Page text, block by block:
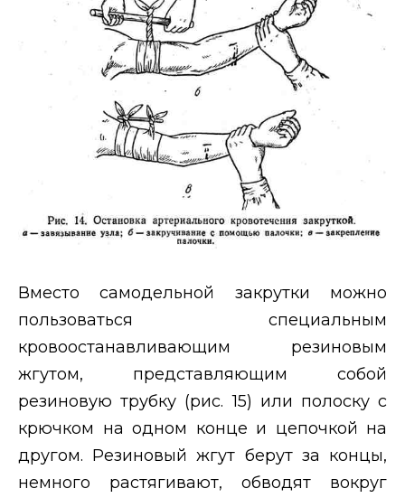
Вместо самодельной закрутки можно
пользоваться специальным
кровоостанавливающим резиновым
жгутом, представляющим собой
резиновую трубку (рис. 15) или полоску с
крючком на одном конце и цепочкой на
другом. Резиновый жгут берут за концы,
немного растягивают, обводят вокруг